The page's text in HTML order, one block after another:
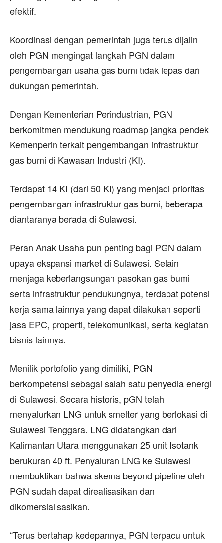
efektif.
Koordinasi dengan pemerintah juga terus dijalin
oleh PGN mengingat langkah PGN dalam
pengembangan usaha gas bumi tidak lepas dari
dukungan pemerintah.
Dengan Kementerian Perindustrian, PGN
berkomitmen mendukung roadmap jangka pendek
Kemenperin terkait pengembangan infrastruktur
gas bumi di Kawasan Industri (KI).
Terdapat 14 KI (dari 50 KI) yang menjadi prioritas
pengembangan infrastruktur gas bumi, beberapa
diantaranya berada di Sulawesi.
Peran Anak Usaha pun penting bagi PGN dalam
upaya ekspansi market di Sulawesi. Selain
menjaga keberlangsungan pasokan gas bumi
serta infrastruktur pendukungnya, terdapat potensi
kerja sama lainnya yang dapat dilakukan seperti
jasa EPC, properti, telekomunikasi, serta kegiatan
bisnis lainnya.
Menilik portofolio yang dimiliki, PGN
berkompetensi sebagai salah satu penyedia energi
di Sulawesi. Secara historis, pGN telah
menyalurkan LNG untuk smelter yang berlokasi di
Sulawesi Tenggara. LNG didatangkan dari
Kalimantan Utara menggunakan 25 unit Isotank
berukuran 40 ft. Penyaluran LNG ke Sulawesi
membuktikan bahwa skema beyond pipeline oleh
PGN sudah dapat direalisasikan dan
dikomersialisasikan.
“Terus bertahap kedepannya, PGN terpacu untuk